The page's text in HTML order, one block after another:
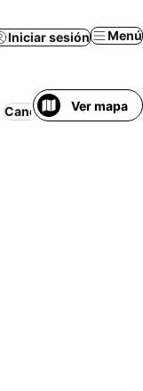
Iniciar sesión Menú
Cancelación gratuita
Ver mapa